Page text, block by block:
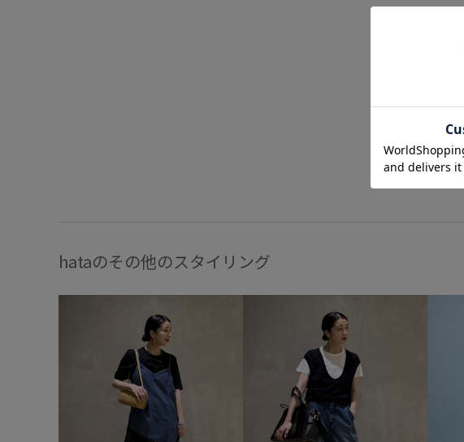
hataのその他のスタイリング